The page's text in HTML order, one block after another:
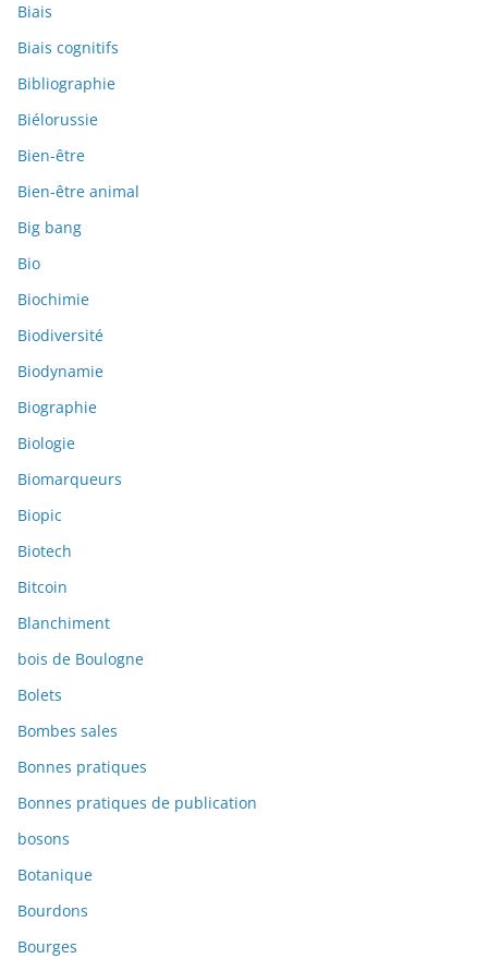
Biais
Biais cognitifs
Bibliographie
Biélorussie
Bien-être
Bien-être animal
Big bang
Bio
Biochimie
Biodiversité
Biodynamie
Biographie
Biologie
Biomarqueurs
Biopic
Biotech
Bitcoin
Blanchiment
bois de Boulogne
Bolets
Bombes sales
Bonnes pratiques
Bonnes pratiques de publication
bosons
Botanique
Bourdons
Bourges